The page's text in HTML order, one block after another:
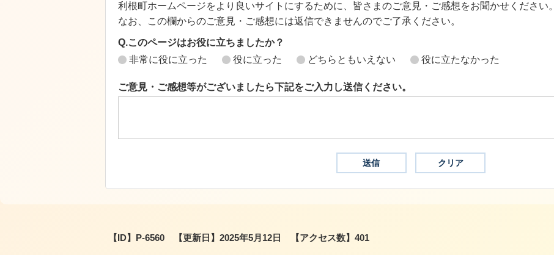
利根町ホームページをより良いサイトにするために、皆さまのご意見・ご感想をお聞かせください。
なお、この欄からのご意見・ご感想には返信できませんのでご了承ください。
Q.このページはお役に立ちましたか？
非常に役に立った
役に立った どちらともいえない 役に立たなかった
ご意見・ご感想等がございましたら下記をご入力し送信ください。
【ID】 P-6560 【更新日】 2025年5月12日 【アクセス数】 401